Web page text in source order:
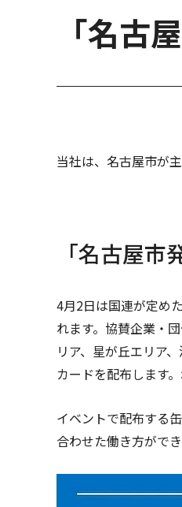
「名古
当社は、名古屋市が
「名古屋
4月2日は国連が定め
れます。協賛企業・
リア、星が丘エリア
カードを配布します
イベントで配布する
合わせた働き方がで